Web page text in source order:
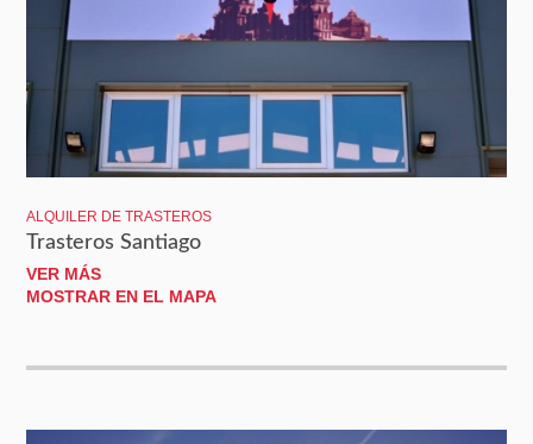
ALQUILER DE TRASTEROS
Trasteros Santiago
VER MÁS
MOSTRAR EN EL MAPA